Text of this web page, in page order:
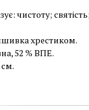
чистоту;
хрестиком.
52 % ВПЕ.
см.